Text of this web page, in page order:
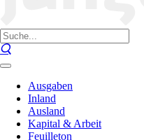
Ausgaben
Inland
Ausland
Kapital & Arbeit
Feuilleton